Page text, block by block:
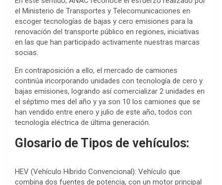
el Ministerio de Transportes y Telecomunicaciones en
escoger tecnologías de bajas y cero emisiones para la
renovación del transporte público en regiones, iniciativas
en las que han participado activamente nuestras marcas
socias.
En contraposición a ello, el mercado de camiones
continúa incorporando unidades con tecnología de cero y
bajas emisiones, logrando así comercializar 2 unidades en
el séptimo mes del año y ya son 10 los camiones que se
han vendido entre enero y julio de este año, todos con
tecnología eléctrica de última generación.
Glosario de Tipos de vehículos:
HEV (Vehículo Híbrido Convencional): Vehículo que
combina dos fuentes de potencia, con un motor principal